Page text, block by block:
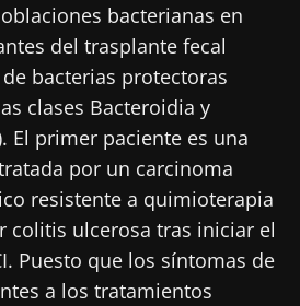
bacterianas en
del trasplante fecal
bacterias protectoras
clases Bacteroidia y
El primer paciente es una
por un carcinoma
resistente a quimioterapia
colitis ulcerosa tras iniciar el
Puesto que los síntomas de
a los tratamientos